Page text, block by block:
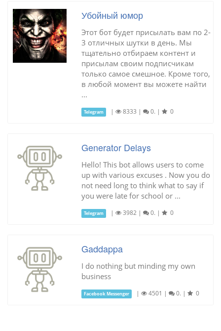
Убойный юмор
Этот бот будет присылать вам по 2-
3 отличных шутки в день. Мы
тщательно отбираем контент и
присылам своим подписчикам
только самое смешное. Кроме того,
в любой момент вы можете найти
...
Telegram | 8333 | 0. | 0
Generator Delays
Hello! This bot allows users to come
up with various excuses . Now you do
not need long to think what to say if
you were late for school or ...
Telegram | 3982 | 0. | 0
Gaddappa
I do nothing but minding my own
business
Facebook Messenger | 4501 | 0. | 0